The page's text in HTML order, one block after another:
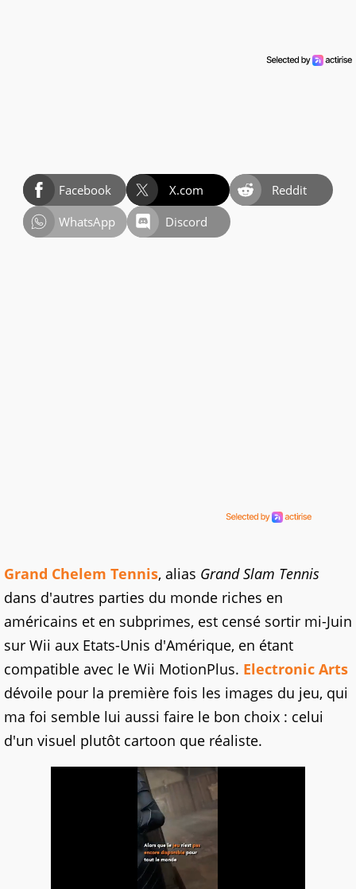
Facebook X.com
Reddit
WhatsApp
Discord
Grand Chelem Tennis, alias Grand Slam Tennis
dans d'autres parties du monde riches en
américains et en subprimes, est censé sortir mi-Juin
sur Wii aux Etats-Unis d'Amérique, en étant
compatible avec le Wii MotionPlus. Electronic Arts
dévoile pour la première fois les images du jeu, qui
ma foi semble lui aussi faire le bon choix : celui
d'un visuel plutôt cartoon que réaliste.